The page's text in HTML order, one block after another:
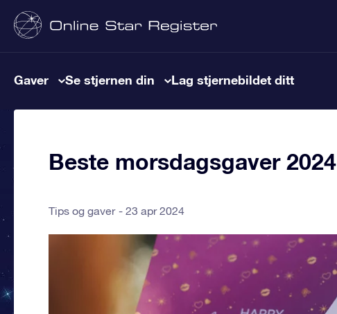
Gaver Se stjernen din Lag stjernebildet ditt
Beste morsdagsgaver 2024
Tips og gaver 23 apr 2024